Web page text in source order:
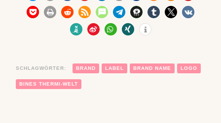
SCHLAGWÖRTER: BRAND LABEL BRAND NAME LOGO
BINES THERMI-WELT